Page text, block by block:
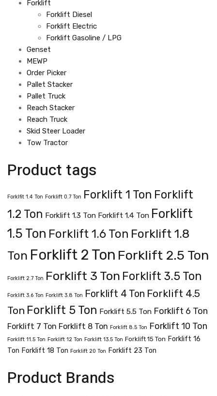
Forklift
Forklift Diesel
Forklift Electric
Forklift Gasoline / LPG
Genset
MEWP
Order Picker
Pallet Stacker
Pallet Truck
Reach Stacker
Reach Truck
Skid Steer Loader
Tow Tractor
Product tags
Forklfit 1.4 Ton Forklift 0.7 Ton Forklift 1 Ton Forklift
1.2 Ton Forklift 1.3 Ton Forklift 1.4 Ton Forklift
1.5 Ton Forklift 1.6 Ton Forklift 1.8
Ton Forklift 2 Ton Forklift 2.5 Ton
Forklift 2.7 Ton Forklift 3 Ton Forklift 3.5 Ton
Forklift 3.6 Ton Forklift 3.8 Ton Forklift 4 Ton Forklift 4.5
Ton Forklift 5 Ton Forklift 5.5 Ton Forklift 6 Ton
Forklift 7 Ton Forklift 8 Ton Forklift 8.5 Ton Forklift 10 Ton
Forklift 11.5 Ton Forklift 12 Ton Forklift 13.5 Ton Forklift 15 Ton Forklift 16
Ton Forklift 18 Ton Forklift 20 Ton Forklift 23 Ton
Product Brands